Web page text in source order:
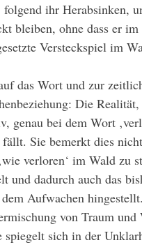
ihr Herabsinken,
bleiben, ohne dass er
Versteckspiel im
Die
genau bei dem Wort
Sie bemerkt dies
verloren‘ im Wald zu
und dadurch auch das
Aufwachen
von Traum
spiegelt sich in der